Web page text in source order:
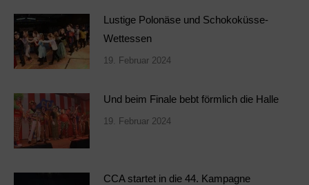
Lustige Polonäse und Schokoküsse-
Wettessen
19. Februar 2024
Und beim Finale bebt förmlich die Halle
19. Februar 2024
CCA startet in die 44. Kampagne